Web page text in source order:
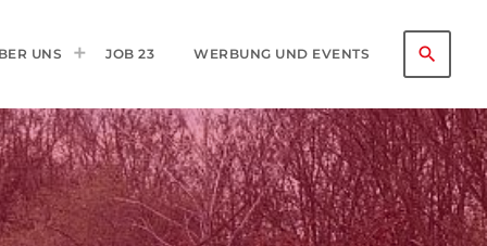
UNS JOB 23 WERBUNG UND EVENTS search